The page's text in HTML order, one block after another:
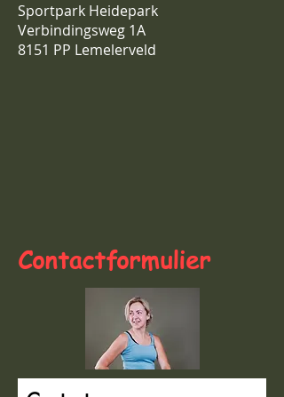
Sportpark Heidepark
Verbindingsweg 1A
8151 PP Lemelerveld
Contactformulier